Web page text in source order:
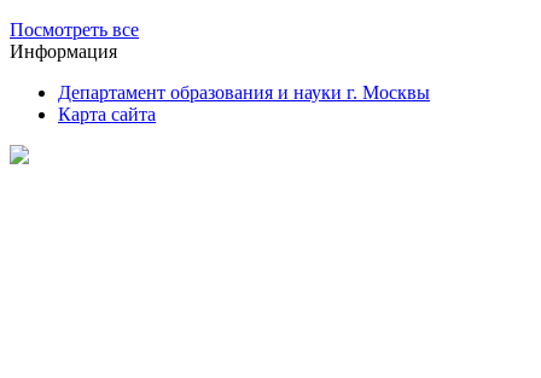
Посмотреть все
Информация
Департамент образования и науки г. Москвы
Карта сайта